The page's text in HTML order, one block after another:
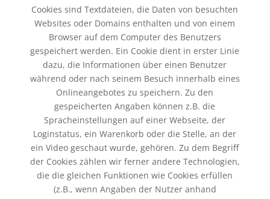
Cookies sind Textdateien, die Daten von besuchten
Websites oder Domains enthalten und von einem
Browser auf dem Computer des Benutzers
gespeichert werden. Ein Cookie dient in erster Linie
dazu, die Informationen über einen Benutzer
während oder nach seinem Besuch innerhalb eines
Onlineangebotes zu speichern. Zu den
gespeicherten Angaben können z.B. die
Spracheinstellungen auf einer Webseite, der
Loginstatus, ein Warenkorb oder die Stelle, an der
ein Video geschaut wurde, gehören. Zu dem Begriff
der Cookies zählen wir ferner andere Technologien,
die die gleichen Funktionen wie Cookies erfüllen
(z.B., wenn Angaben der Nutzer anhand